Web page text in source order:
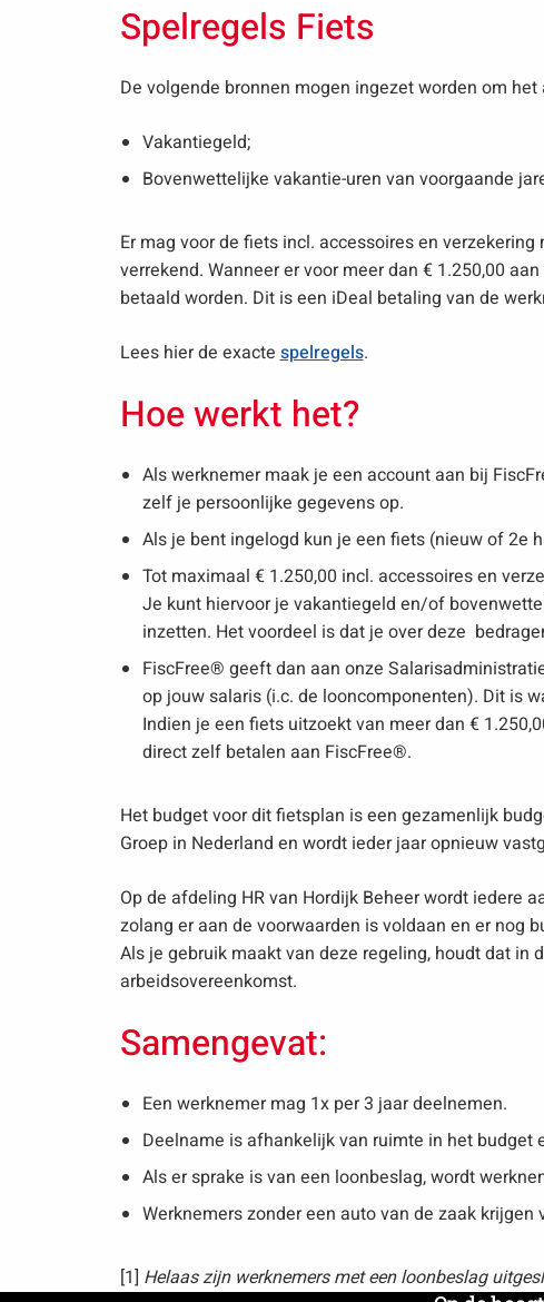
Spelregels Fiets
De volgende bronnen mogen ingezet worden om
Vakantiegeld;
Bovenwettelijke vakantie-uren van voorgaande
Er mag voor de fiets incl. accessoires en
verrekend. Wanneer er voor meer dan € 1.250,00
betaald worden. Dit is een iDeal betaling van de
Lees hier de exactespelregels.
Hoe werkt het?
Als werknemer maak je een account aan bij
zelf je persoonlijke gegevens op.
Als je bent ingelogd kun je een fiets (nieuw of 2e
Tot maximaal € 1.250,00 incl. accessoires en
Je kunt hiervoor je vakantiegeld en/of
inzetten. Het voordeel is dat je over deze
FiscFree® geeft dan aan onze
op jouw salaris (i.c. de looncomponenten). Dit is
Indien je een fiets uitzoekt van meer dan €
direct zelf betalen aan FiscFree®.
Het budget voor dit fietsplan is een gezamenlijk
Groep in Nederland en wordt ieder jaar opnieuw
Op de afdeling HR van Hordijk Beheer wordt iedere
zolang er aan de voorwaarden is voldaan en er nog
Als je gebruik maakt van deze regeling, houdt dat in
arbeidsovereenkomst.
Samengevat:
Een werknemer mag 1x per 3 jaar deelnemen.
Deelname is afhankelijk van ruimte in het
Als er sprake is van een loonbeslag, wordt
Werknemers zonder een auto van de zaak krijgen
[1] Helaas zijn werknemers met een loonbeslag